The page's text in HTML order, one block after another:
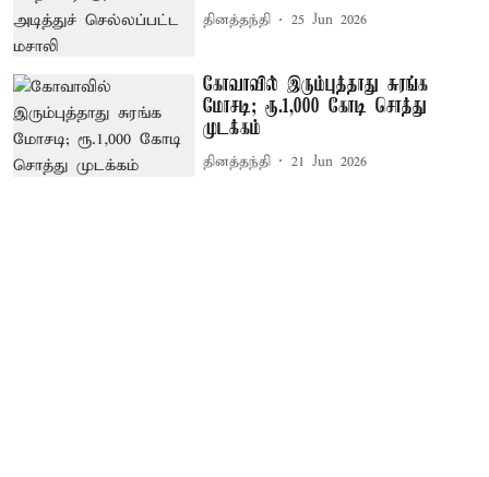
தினத்தந்தி 25 Jun 2026
கோவாவில் இரும்புத்தாது சுரங்க
மோசடி; ரூ.1,000 கோடி சொத்து
முடக்கம்
தினத்தந்தி 21 Jun 2026